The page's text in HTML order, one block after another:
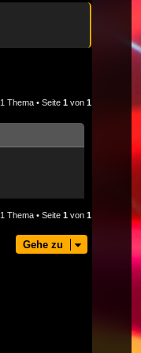
1 Thema • Seite 1 von 1
1 Thema • Seite 1 von 1
Gehe zu